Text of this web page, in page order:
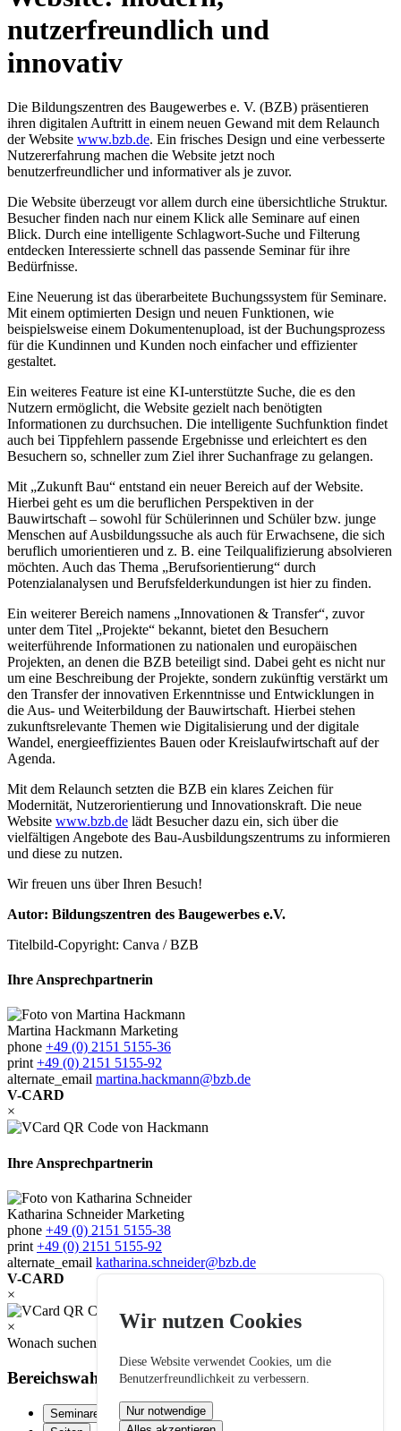
Wir nutzen Cookies
Diese Website verwendet Cookies, um die
Benutzerfreundlichkeit zu verbessern.
Nur notwendige
nutzerfreundlich und
innovativ
Die Bildungszentren des Baugewerbes e. V. (BZB) präsentieren
ihren digitalen Auftritt in einem neuen Gewand mit dem Relaunch
der Website www.bzb.de. Ein frisches Design und eine verbesserte
Nutzererfahrung machen die Website jetzt noch
benutzerfreundlicher und informativer als je zuvor.
Die Website überzeugt vor allem durch eine übersichtliche Struktur.
Besucher finden nach nur einem Klick alle Seminare auf einen
Blick. Durch eine intelligente Schlagwort-Suche und Filterung
entdecken Interessierte schnell das passende Seminar für ihre
Bedürfnisse.
Eine Neuerung ist das überarbeitete Buchungssystem für Seminare.
Mit einem optimierten Design und neuen Funktionen, wie
beispielsweise einem Dokumentenupload, ist der Buchungsprozess
für die Kundinnen und Kunden noch einfacher und effizienter
gestaltet.
Ein weiteres Feature ist eine KI-unterstützte Suche, die es den
Nutzern ermöglicht, die Website gezielt nach benötigten
Informationen zu durchsuchen. Die intelligente Suchfunktion findet
auch bei Tippfehlern passende Ergebnisse und erleichtert es den
Besuchern so, schneller zum Ziel ihrer Suchanfrage zu gelangen.
Mit „Zukunft Bau“ entstand ein neuer Bereich auf der Website.
Hierbei geht es um die beruflichen Perspektiven in der
Bauwirtschaft – sowohl für Schülerinnen und Schüler bzw. junge
Menschen auf Ausbildungssuche als auch für Erwachsene, die sich
beruflich umorientieren und z. B. eine Teilqualifizierung absolvieren
möchten. Auch das Thema „Berufsorientierung“ durch
Potenzialanalysen und Berufsfelderkundungen ist hier zu finden.
Ein weiterer Bereich namens „Innovationen & Transfer“, zuvor
unter dem Titel „Projekte“ bekannt, bietet den Besuchern
weiterführende Informationen zu nationalen und europäischen
Projekten, an denen die BZB beteiligt sind. Dabei geht es nicht nur
um eine Beschreibung der Projekte, sondern zukünftig verstärkt um
den Transfer der innovativen Erkenntnisse und Entwicklungen in
die Aus- und Weiterbildung der Bauwirtschaft. Hierbei stehen
zukunftsrelevante Themen wie Digitalisierung und der digitale
Wandel, energieeffizientes Bauen oder Kreislaufwirtschaft auf der
Agenda.
Mit dem Relaunch setzten die BZB ein klares Zeichen für
Modernität, Nutzerorientierung und Innovationskraft. Die neue
Website www.bzb.de lädt Besucher dazu ein, sich über die
vielfältigen Angebote des Bau-Ausbildungszentrums zu informieren
und diese zu nutzen.
Wir freuen uns über Ihren Besuch!
Autor: Bildungszentren des Baugewerbes e.V.
Titelbild-Copyright: Canva / BZB
Ihre Ansprechpartnerin
Martina Hackmann Marketing
phone +49 (0) 2151 5155-36
print +49 (0) 2151 5155-92
alternate_email martina.hackmann@bzb.de
V-CARD
×
Ihre Ansprechpartnerin
Katharina SchneiderMarketing
phone +49 (0) 2151 5155-38
print +49 (0) 2151 5155-92
alternate_email katharina.schneider@bzb.de
V-CARD
×
×
Wonach suchen Sie?
Bereichswahl:
Seminare